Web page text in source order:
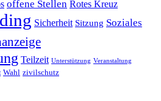
offene Stellen Rotes Kreuz
Sicherheit Sitzung Soziales
Teilzeit Unterstützung Veranstaltung
Wahl zivilschutz